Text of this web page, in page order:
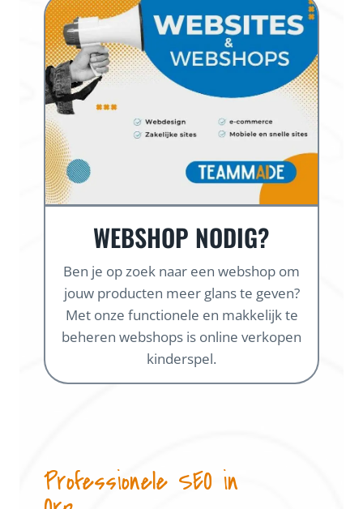
WEBSHOP NODIG?
Ben je op zoek naar een webshop om
jouw producten meer glans te geven?
Met onze functionele en makkelijk te
beheren webshops is online verkopen
kinderspel.
Professionele SEO in